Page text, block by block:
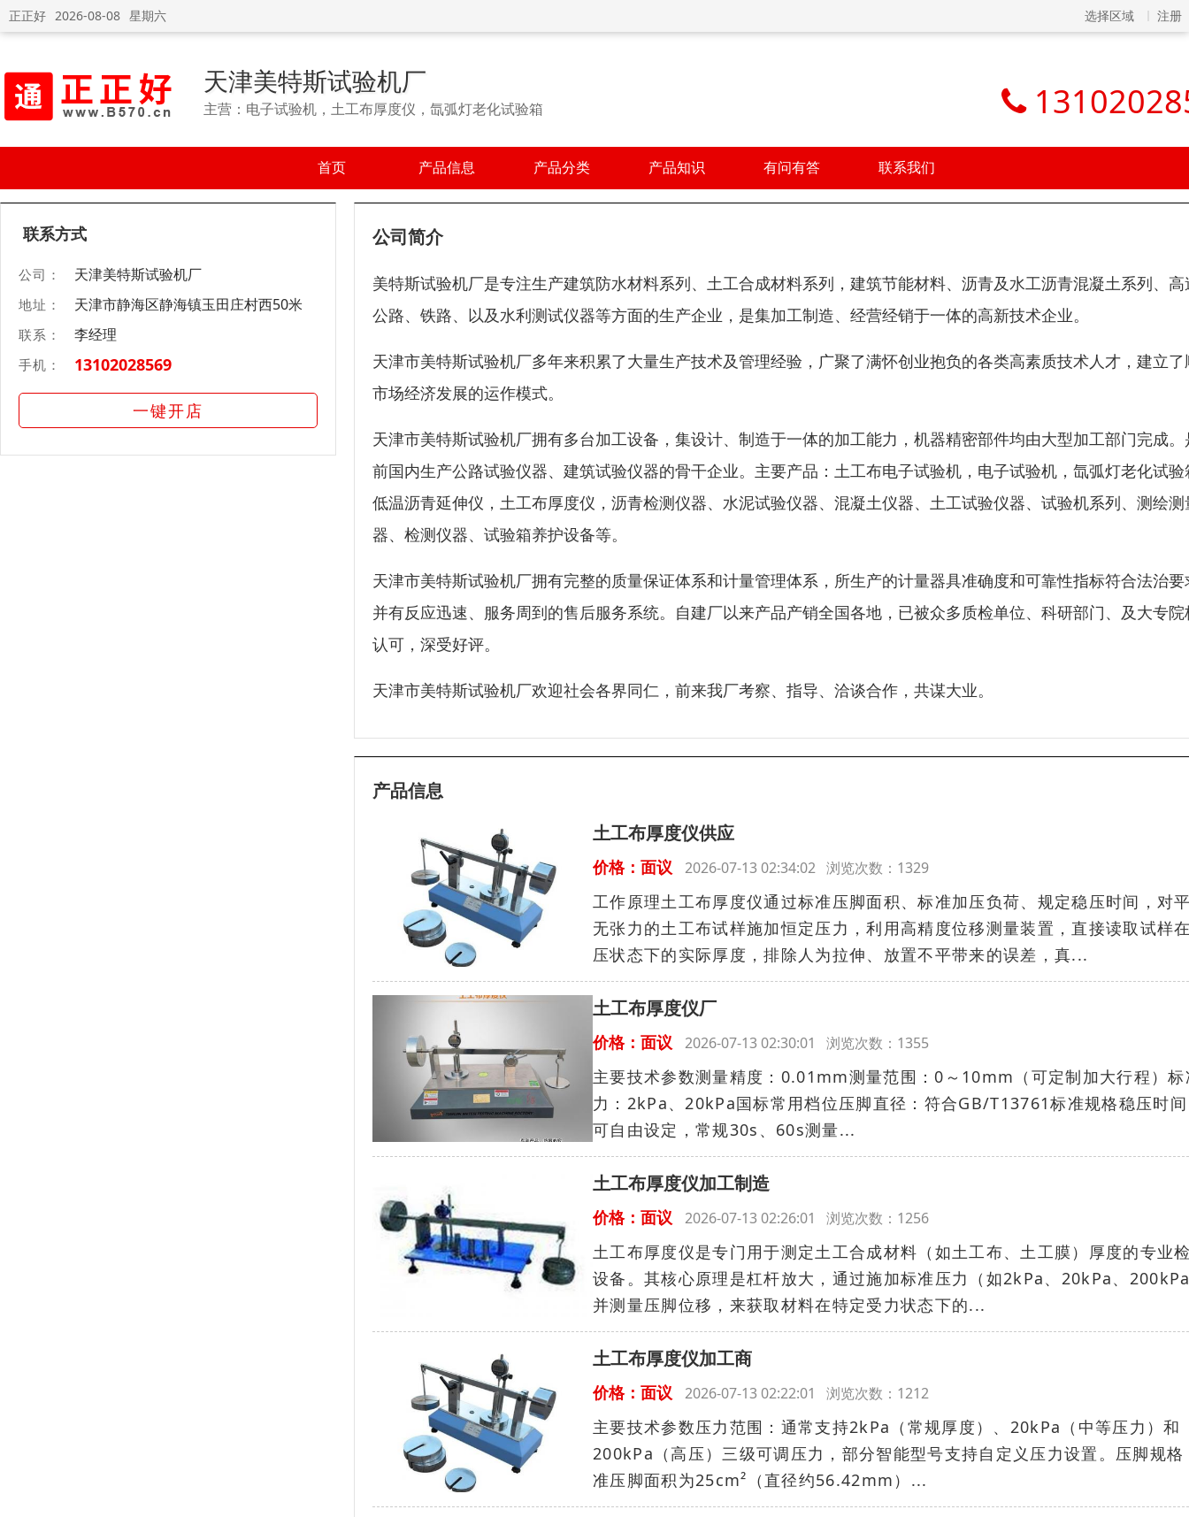
正正好 2026-08-08 星期六 选择区域 注册
天津美特斯试验机厂
主营：电子试验机，土工布厚度仪，氙弧灯老化试验箱
首页 产品信息 产品分类 产品知识 有问有答 联系我们
联系方式
公司： 天津美特斯试验机厂
地址： 天津市静海区静海镇玉田庄村西50米
联系： 李经理
手机： 13102028569
一键开店
公司简介
美特斯试验机厂是专注生产建筑防水材料系列、土工合成材料系列，建筑节能材料、沥青及水工沥青混凝土系列、高
公路、铁路、以及水利测试仪器等方面的生产企业，是集加工制造、经营经销于一体的高新技术企业。
天津市美特斯试验机厂多年来积累了大量生产技术及管理经验，广聚了满怀创业抱负的各类高素质技术人才，建立了
市场经济发展的运作模式。
天津市美特斯试验机厂拥有多台加工设备，集设计、制造于一体的加工能力，机器精密部件均由大型加工部门完成。
前国内生产公路试验仪器、建筑试验仪器的骨干企业。主要产品：土工布电子试验机，电子试验机，氙弧灯老化试验
低温沥青延伸仪，土工布厚度仪，沥青检测仪器、水泥试验仪器、混凝土仪器、土工试验仪器、试验机系列、测绘测
器、检测仪器、试验箱养护设备等。
天津市美特斯试验机厂拥有完整的质量保证体系和计量管理体系，所生产的计量器具准确度和可靠性指标符合法治要
并有反应迅速、服务周到的售后服务系统。自建厂以来产品产销全国各地，已被众多质检单位、科研部门、及大专院
认可，深受好评。
天津市美特斯试验机厂欢迎社会各界同仁，前来我厂考察、指导、洽谈合作，共谋大业。
产品信息
土工布厚度仪供应
价格：面议 2026-07-13 02:34:02 浏览次数：1329
工作原理土工布厚度仪通过标准压脚面积、标准加压负荷、规定稳压时间，对
无张力的土工布试样施加恒定压力，利用高精度位移测量装置，直接读取试样
压状态下的实际厚度，排除人为拉伸、放置不平带来的误差，真...
土工布厚度仪厂
价格：面议 2026-07-13 02:30:01 浏览次数：1355
主要技术参数测量精度：0.01mm测量范围：0～10mm（可定制加大行程）标
力：2kPa、20kPa国标常用档位压脚直径：符合GB/T13761标准规格稳压时
可自由设定，常规30s、60s测量...
土工布厚度仪加工制造
价格：面议 2026-07-13 02:26:01 浏览次数：1256
土工布厚度仪是专门用于测定土工合成材料（如土工布、土工膜）厚度的专业
设备。其核心原理是杠杆放大，通过施加标准压力（如2kPa、20kPa、
并测量压脚位移，来获取材料在特定受力状态下的...
土工布厚度仪加工商
价格：面议 2026-07-13 02:22:01 浏览次数：1212
主要技术参数压力范围：通常支持2kPa（常规厚度）、20kPa（中等压力）和
200kPa（高压）三级可调压力，部分智能型号支持自定义压力设置。压脚规格
准压脚面积为25cm²（直径约56.42mm）...